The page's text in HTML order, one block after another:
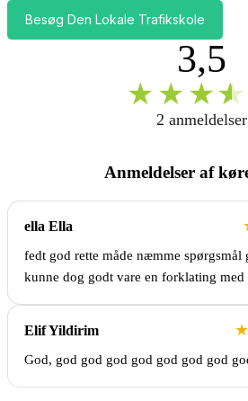
Besøg Den Lokale Trafikskole
3,5
★ ★ ★★
2 anmeldelser
Anmeldelser af
ella Ella
fedt god rette måde næmme spørgsmål
kunne dog godt vare en forklating med
Elif Yildirim ★
God, god god god god god god god